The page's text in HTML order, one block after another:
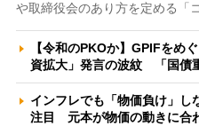
や取締役会のあり方を定める「
【令和のPKOか】GPIFをめ
資拡大」発言の波紋 「国債
インフレでも「物価負け」し
注目 元本が物価の動きに合